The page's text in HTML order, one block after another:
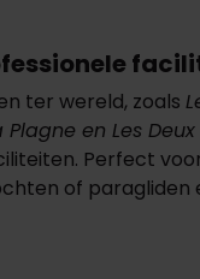
ter wereld, zoals
Plagne en Les
Perfect
of paragliden